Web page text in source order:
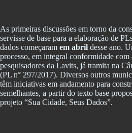
As primeiras discussões em torno da
servisse de base para a elaboração de
dados começaram em abril desse ano.
processo, em integral conformidade
pesquisadores da Lavits, já tramita na
(PL n° 297/2017). Diversos outros
têm iniciativas em andamento para
semelhantes, a partir do texto base
projeto “Sua Cidade, Seus Dados”.